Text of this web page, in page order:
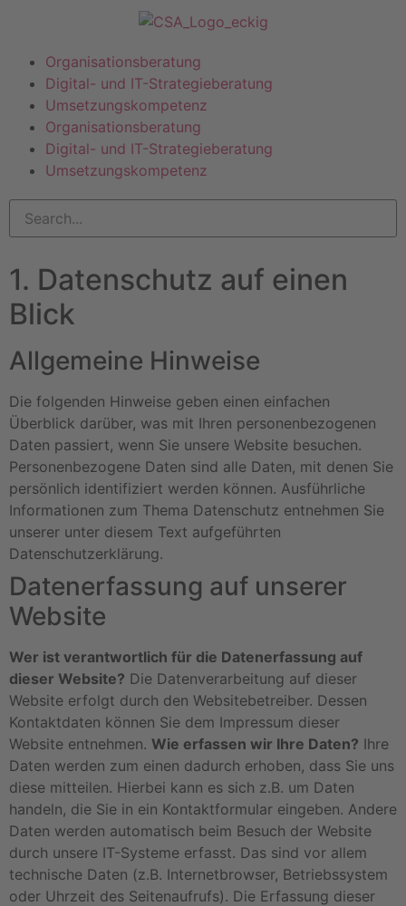
Organisationsberatung
Digital- und IT-Strategieberatung
Umsetzungskompetenz
Organisationsberatung
Digital- und IT-Strategieberatung
Umsetzungskompetenz
1. Datenschutz auf einen
Blick
Allgemeine Hinweise
Die folgenden Hinweise geben einen einfachen
Überblick darüber, was mit Ihren personenbezogenen
Daten passiert, wenn Sie unsere Website besuchen.
Personenbezogene Daten sind alle Daten, mit denen Sie
persönlich identifiziert werden können. Ausführliche
Informationen zum Thema Datenschutz entnehmen Sie
unserer unter diesem Text aufgeführten
Datenschutzerklärung.
Datenerfassung auf unserer
Website
Wer ist verantwortlich für die Datenerfassung auf
dieser Website? Die Datenverarbeitung auf dieser
Website erfolgt durch den Websitebetreiber. Dessen
Kontaktdaten können Sie dem Impressum dieser
Website entnehmen. Wie erfassen wir Ihre Daten? Ihre
Daten werden zum einen dadurch erhoben, dass Sie uns
diese mitteilen. Hierbei kann es sich z.B. um Daten
handeln, die Sie in ein Kontaktformular eingeben. Andere
Daten werden automatisch beim Besuch der Website
durch unsere IT-Systeme erfasst. Das sind vor allem
technische Daten (z.B. Internetbrowser, Betriebssystem
oder Uhrzeit des Seitenaufrufs). Die Erfassung dieser